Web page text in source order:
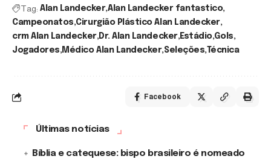
Tag: Alan Landecker Alan Landecker fantastico
Campeonatos Cirurgião Plástico Alan Landecker
crm Alan Landecker Dr. Alan Landecker Estádio Gols
Jogadores Médico Alan Landecker Seleções Técnica
Facebook
Últimas notícias
Bíblia e catequese: bispo brasileiro é nomeado